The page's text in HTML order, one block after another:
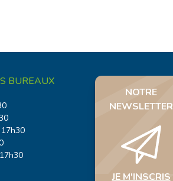
BUREAUX
NOTRE
NEWSLETTER
JE M'INSCRIS